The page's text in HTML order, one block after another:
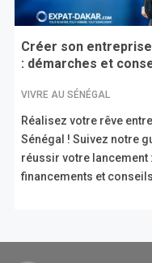
Créer son entreprise
: démarches et
VIVRE AU SÉNÉGAL
Réalisez votre rêve
Sénégal ! Suivez notre
réussir votre lancement
financements et